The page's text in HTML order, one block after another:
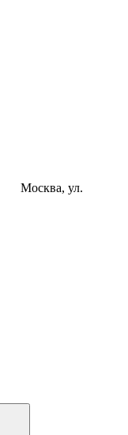
Москва, ул.